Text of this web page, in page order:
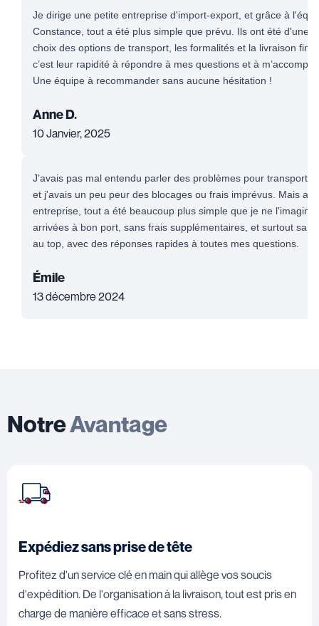
Je dirige une petite entreprise d'import-export, et grâce à
Constance, tout a été plus simple que prévu. Ils ont été d'une
choix des options de transport, les formalités et la livraison
c’est leur rapidité à répondre à mes questions et à
Une équipe à recommander sans aucune hésitation !
Anne D.
10 Janvier, 2025
J'avais pas mal entendu parler des problèmes pour
et j'avais un peu peur des blocages ou frais imprévus. Mais
entreprise, tout a été beaucoup plus simple que je ne
arrivées à bon port, sans frais supplémentaires, et surtout
au top, avec des réponses rapides à toutes mes questions.
Émile
13 décembre 2024
NotreAvantage
Expédiez sans prise de tête
Profitez d'un service clé en main qui allège vos soucis
d'expédition. De l'organisation à la livraison, tout est pris en
charge de manière efficace et sans stress.